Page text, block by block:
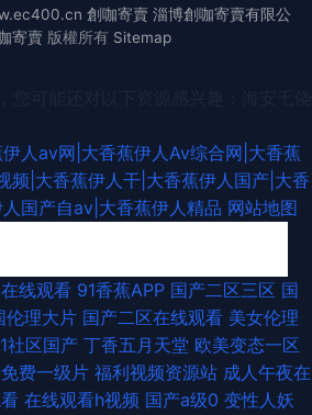
創咖寄賣 淄博創咖寄賣有限公
寄賣版權所有 Sitemap
人av网|大香蕉伊人Av综合网|大香蕉
频|大香蕉伊人干|大香蕉伊人国产|大香
国产自av|大香蕉伊人精品 网站地图
97肏屄 国产精品成人无 久久草国产 蜜芽9啪啪
福利社 91豆花在线 久久草福利 欧美日A片 午夜
国产精品成人网站 老湿A片 五月激情图片 超碰
线观看 91香蕉APP 国产二区三区 国
伦理大片 国产二区在线观看 美女伦理
社区国产 丁香五月天堂 欧美变态一区
费一级片 福利视频资源站 成人午夜在
在线观看h视频 国产a级0 变性人妖